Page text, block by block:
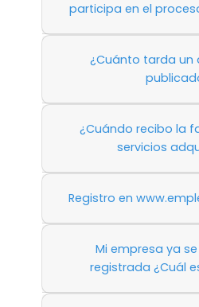
participa en el
¿Cuánto tarda un
¿Cuándo recibo la
servicios
Registro en
Mi empresa ya
registrada ¿Cuál